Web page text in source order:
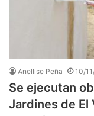
Anellise Peña 10/
Se ejecutan
Jardines de El